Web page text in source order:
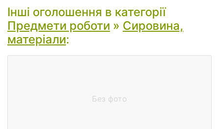
Інші оголошення в категорії
Предмети роботи » Сировина,
матеріали:
Без фото